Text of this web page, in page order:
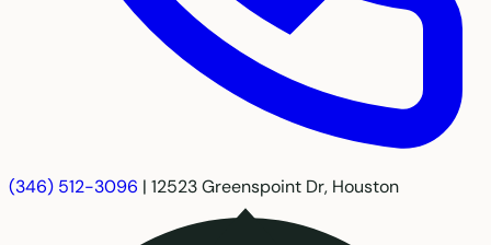
(346) 512-3096 | 12523 Greenspoint Dr, Houston